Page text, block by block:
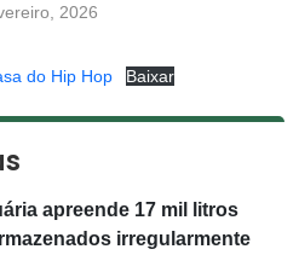
2026
do Hip Hop Baixar
apreende 17 mil litros
irregularmente